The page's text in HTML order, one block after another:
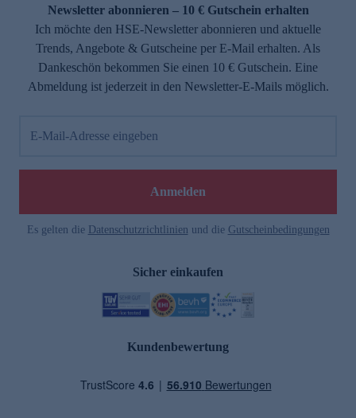
Newsletter abonnieren – 10 € Gutschein erhalten
Ich möchte den HSE-Newsletter abonnieren und aktuelle
Trends, Angebote & Gutscheine per E-Mail erhalten. Als
Dankeschön bekommen Sie einen 10 € Gutschein. Eine
Abmeldung ist jederzeit in den Newsletter-E-Mails möglich.
E-Mail-Adresse eingeben
Anmelden
Es gelten die Datenschutzrichtlinien und die Gutscheinbedingungen
Sicher einkaufen
Kundenbewertung